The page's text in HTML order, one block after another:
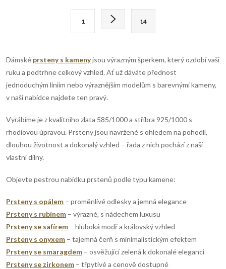
d
a
c
í
p
r
v
k
y
v
ý
á
n
k
o
v
á
n
í
1 14
Dámské prsteny s kamenyjsou výrazným šperkem, který ozdobí vaši
ruku a podtrhne celkový vzhled. Ať už dáváte přednost
jednoduchým liniím nebo výraznějším modelům s barevnými kameny,
v naší nabídce najdete ten pravý.
Vyrábíme je z kvalitního zlata 585/1000 a stříbra 925/1000 s
rhodiovou úpravou. Prsteny jsou navržené s ohledem na pohodlí,
dlouhou životnost a dokonalý vzhled – řada z nich pochází z naší
vlastní dílny.
Objevte pestrou nabídku prstenů podle typu kamene:
Prsteny s opálem – proměnlivé odlesky a jemná elegance
Prsteny s rubínem – výrazné, s nádechem luxusu
Prsteny se safírem – hluboká modř a královský vzhled
Prsteny s onyxem – tajemná čerň s minimalistickým efektem
Prsteny se smaragdem – osvěžující zelená k dokonalé eleganci
Prsteny se zirkonem – třpytivé a cenově dostupné